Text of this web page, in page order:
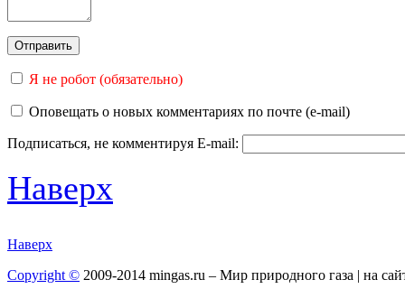
Я не робот (обязательно)
Оповещать о новых комментариях по почте (e-mail)
Подписаться, не комментируя E-mail:
Наверх
Наверх
Copyright © 2009-2014 mingas.ru – Мир природного газа | на